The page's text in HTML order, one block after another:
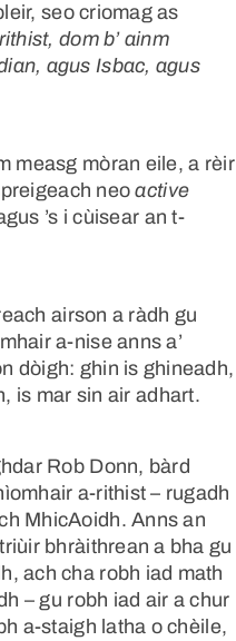
seo criomag as
dom b’ ainm
agus Isbac, agus
measg mòran eile, a rèir
neoactive
’s i cùisear an t-
airson a ràdh gu
a-nise anns a’
dòigh: ghin is ghineadh,
is mar sin air adhart.
Rob Donn, bàrd
a-rithist – rugadh
MhicAoidh. Anns an
bhràithrean a bha gu
ach cha robh iad math
– gu robh iad air a chur
a-staigh latha o chèile,